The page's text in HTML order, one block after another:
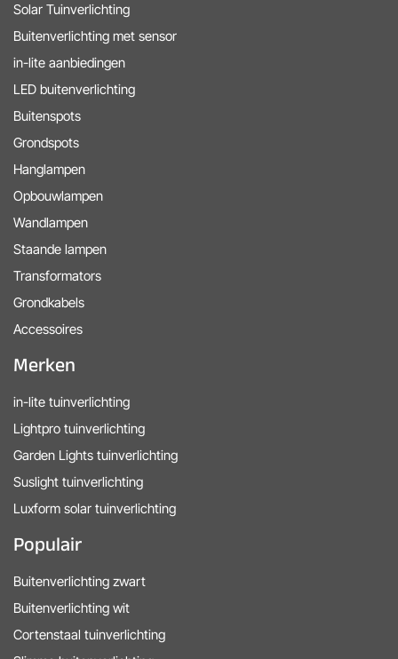
Solar Tuinverlichting
Buitenverlichting met sensor
in-lite aanbiedingen
LED buitenverlichting
Buitenspots
Grondspots
Hanglampen
Opbouwlampen
Wandlampen
Staande lampen
Transformators
Grondkabels
Accessoires
Merken
in-lite tuinverlichting
Lightpro tuinverlichting
Garden Lights tuinverlichting
Suslight tuinverlichting
Luxform solar tuinverlichting
Populair
Buitenverlichting zwart
Buitenverlichting wit
Cortenstaal tuinverlichting